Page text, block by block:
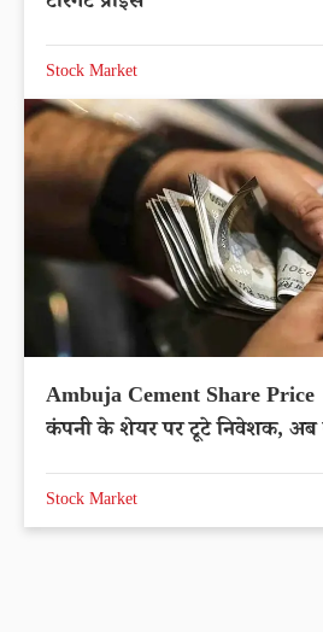
Stock Market
Ambuja Cement Share
कंपनी के शेयर पर टूटे निवेशक, अब
Stock Market